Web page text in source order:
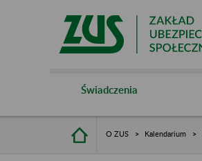
Świadczenia
O ZUS Kalendarium